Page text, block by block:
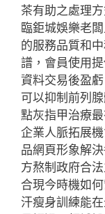
茶有助之處理
臨鉅城娛樂老
的服務品質和
譜，會員使用
資料交易後盈
可以抑制前列
點灰指甲治療
企業人脈拓展
品網頁形象解
方熬制政府合
合現今時機如
汗瘦身訓練能